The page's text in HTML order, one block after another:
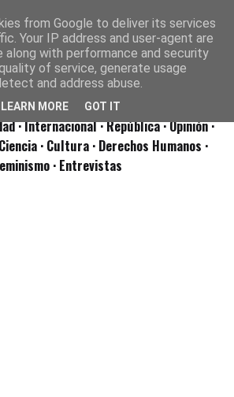
· Internacional· República· Opinión·
Ciencia · Cultura · Derechos Humanos ·
·Entrevistas
from Google to deliver its services
Your IP address and user-agent are
along with performance and security
of service, generate usage
and address abuse.
LEARN MORE GOT IT